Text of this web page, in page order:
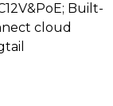
Built-
cloud